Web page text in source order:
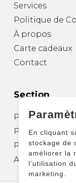
Services
Politique de
À propos
Carte cadeaux
Contact
Section
Partitions
Partitions
Partitions
Autres produits
En cliquant
stockage de
améliorer la
l’utilisation
marketing.